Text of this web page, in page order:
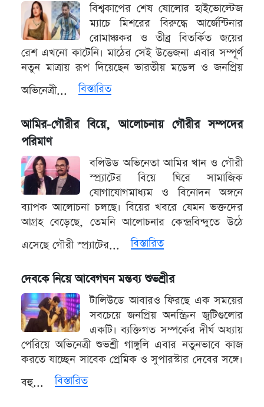
বিশ্বকাপের শেষ ষোলোর হাইভোল্টেজ
ম্যাচে মিশরের বিরুদ্ধে আর্জেন্টিনার
রোমাঞ্চকর ও তীব্র বিতর্কিত জয়ের
রেশ এখনো কাটেনি। মাঠের সেই উত্তেজনা এবার সম্পূর্ণ
নতুন মাত্রায় রূপ দিয়েছেন ভারতীয় মডেল ও জনপ্রিয়
অভিনেত্রী...
বিস্তারিত
আমির-গৌরীর বিয়ে, আলোচনায় গৌরীর সম্পদের
পরিমাণ
বলিউড অভিনেতা আমির খান ও গৌরী
স্প্র্যাটের বিয়ে ঘিরে সামাজিক
যোগাযোগমাধ্যম ও বিনোদন অঙ্গনে
ব্যাপক আলোচনা চলছে। বিয়ের খবরে যেমন ভক্তদের
আগ্রহ বেড়েছে, তেমনি আলোচনার কেন্দ্রবিন্দুতে উঠে
এসেছে গৌরী স্প্র্যাটের...
বিস্তারিত
দেবকে নিয়ে আবেগঘন মন্তব্য শুভশ্রীর
টালিউডে আবারও ফিরছে এক সময়ের
সবচেয়ে জনপ্রিয় অনস্ক্রিন জুটিগুলোর
একটি। ব্যক্তিগত সম্পর্কের দীর্ঘ অধ্যায়
পেরিয়ে অভিনেত্রী শুভশ্রী গাঙ্গুলি এবার নতুনভাবে কাজ
করতে যাচ্ছেন সাবেক প্রেমিক ও সুপারস্টার দেবের সঙ্গে।
বহু...
বিস্তারিত